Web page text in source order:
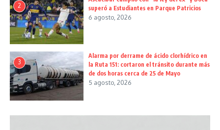
2
superó a Estudiantes en Parque Patricios
6 agosto, 2026
3
Alarma por derrame de ácido clorhídrico en
la Ruta 151: cortaron el tránsito durante más
de dos horas cerca de 25 de Mayo
5 agosto, 2026